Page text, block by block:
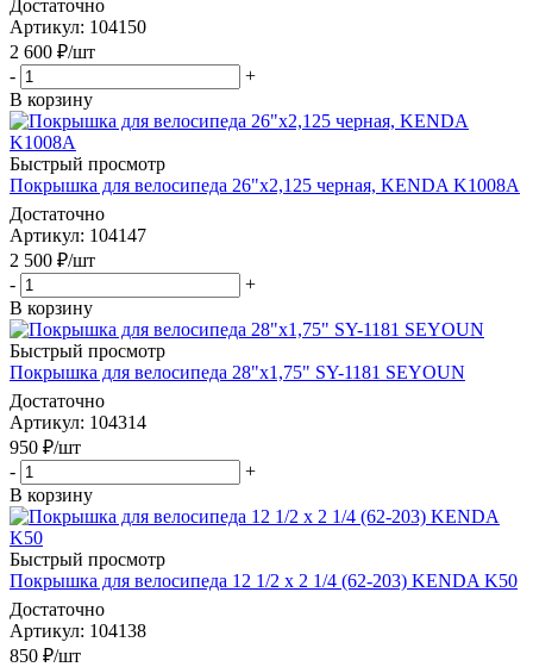
Достаточно
Артикул: 104150
2 600 ₽/шт
-
+
В корзину
Быстрый просмотр
Покрышка для велосипеда 26"х2,125 черная, KENDA K1008A
Достаточно
Артикул: 104147
2 500 ₽/шт
-
+
В корзину
Быстрый просмотр
Покрышка для велосипеда 28"x1,75" SY-1181 SEYOUN
Достаточно
Артикул: 104314
950 ₽/шт
-
+
В корзину
Быстрый просмотр
Покрышка для велосипеда 12 1/2 x 2 1/4 (62-203) KENDA K50
Достаточно
Артикул: 104138
850 ₽/шт